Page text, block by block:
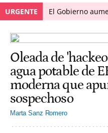
URGENTE El Gobierno
Oleada de
agua potable de
moderna que
sospechoso
Marta Sanz Romero